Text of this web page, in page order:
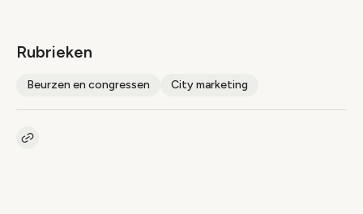
Rubrieken
Beurzen en congressen City marketing
Kopieer link naar artikel